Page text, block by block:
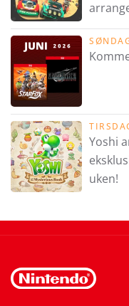
Yoshi
uken!